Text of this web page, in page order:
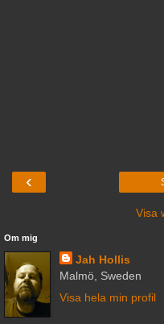
‹
Visa
Om mig
Jah Hollis
Malmö, Sweden
Visa hela min profil